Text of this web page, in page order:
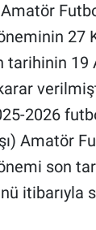
27
19
2026
Amatör
son
itibarıyla